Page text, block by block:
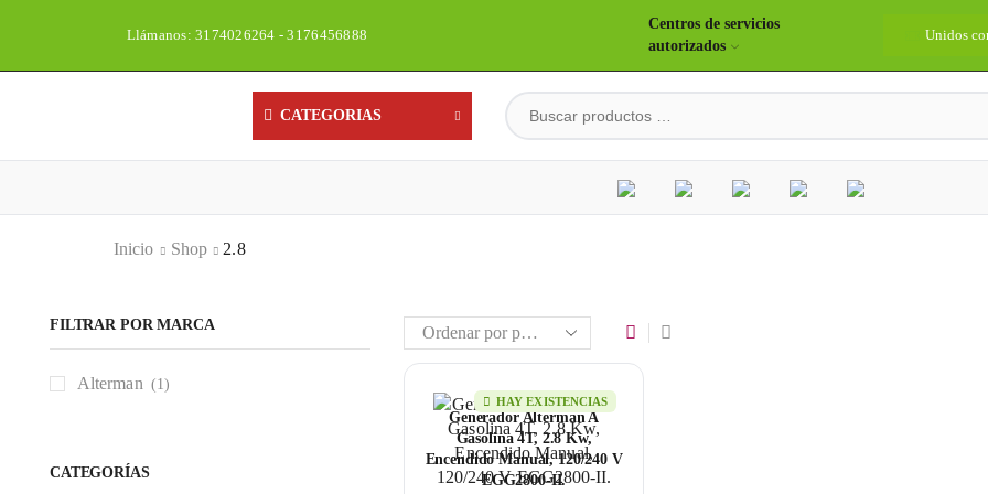
Llámanos: 3174026264 - 3176456888
Centros de servicios
autorizados
Unidos
CATEGORIAS
Inicio Shop 2.8
HAY EXISTENCIAS
Generador Alterman A
Gasolina 4T, 2.8 Kw,
Encendido Manual, 120/240 V
EGG2800-II.
FILTRAR POR MARCA
Alterman (1)
CATEGORÍAS